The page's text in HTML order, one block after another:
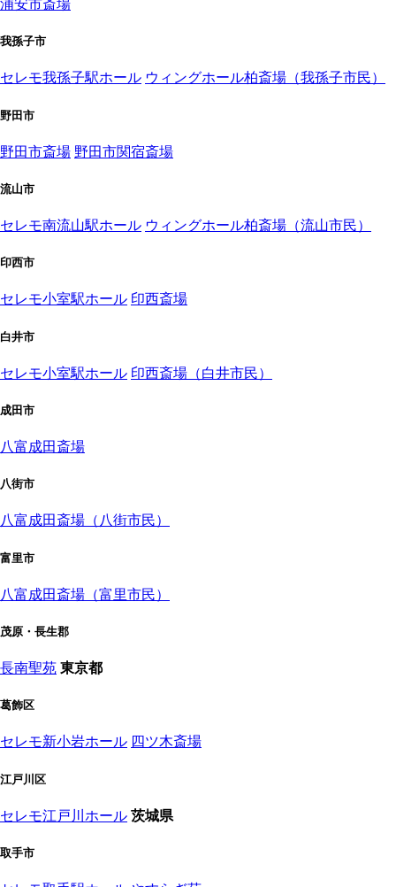
浦安市斎場
我孫子市
セレモ我孫子駅ホール ウィングホール柏斎場（我孫子市民）
野田市
野田市斎場 野田市関宿斎場
流山市
セレモ南流山駅ホール ウィングホール柏斎場（流山市民）
印西市
セレモ小室駅ホール 印西斎場
白井市
セレモ小室駅ホール 印西斎場（白井市民）
成田市
八富成田斎場
八街市
八富成田斎場（八街市民）
富里市
八富成田斎場（富里市民）
茂原・長生郡
長南聖苑 東京都
葛飾区
セレモ新小岩ホール 四ツ木斎場
江戸川区
セレモ江戸川ホール 茨城県
取手市